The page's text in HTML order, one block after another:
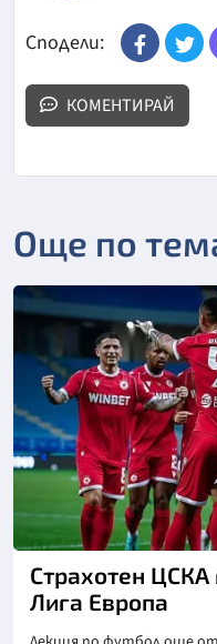
Сподели:
КОМЕНТИРАЙ
Още по
Страхотен ЦСКА
Лига Европа